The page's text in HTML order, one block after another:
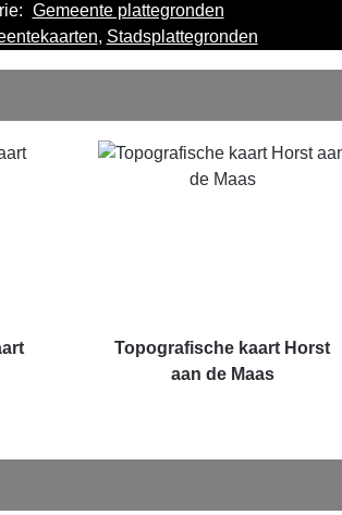
Gemeente plattegronden
, Stadsplattegronden
Topografische kaart Horst
aan de Maas